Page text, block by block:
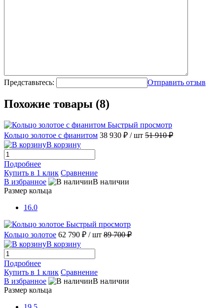
Представьтесь: Отправить отзыв
Похожие товары (8)
Быстрый просмотр
Кольцо золотое с фианитом 38 930 ₽ / шт 51 910 ₽
В корзину
Подробнее
Купить в 1 клик Сравнение
В избранное
В наличии
Размер кольца
16.0
Быстрый просмотр
Кольцо золотое 62 790 ₽ / шт 89 700 ₽
В корзину
Подробнее
Купить в 1 клик Сравнение
В избранное
В наличии
Размер кольца